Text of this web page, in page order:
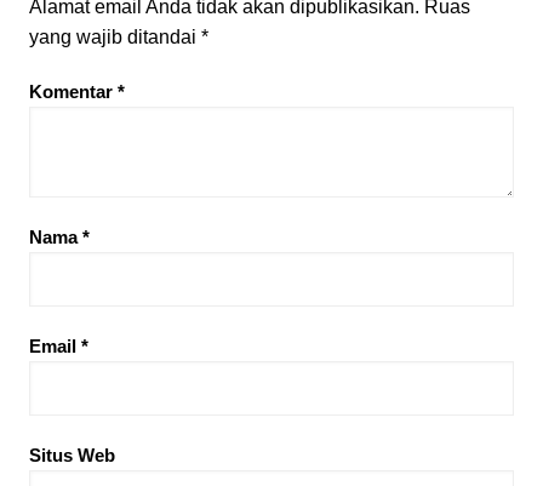
Alamat email Anda tidak akan dipublikasikan. Ruas
yang wajib ditandai *
Komentar *
Nama*
Email *
Situs Web